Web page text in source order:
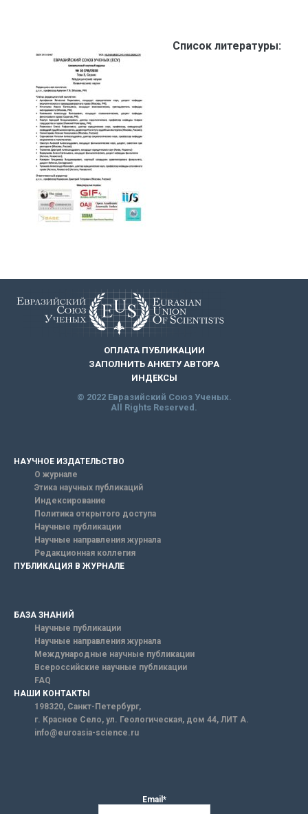
Список литературы:
ОПЛАТА ПУБЛИКАЦИИ
ЗАПОЛНИТЬ АНКЕТУ АВТОРА
ИНДЕКСЫ
© 2022 Евразийский Союз Ученых.
All Rights Reserved.
НАУЧНОЕ ИЗДАТЕЛЬСТВО
О журнале
Этика научных публикаций
Индексирование
Политика открытого доступа
Научные публикации
Научные направления журнала
Редакционная коллегия
ПУБЛИКАЦИЯ В ЖУРНАЛЕ
БАЗА ЗНАНИЙ
Научные публикации
Научные направления журнала
Международные научные публикации
Всероссийские научные публикации
FAQ
НАШИ КОНТАКТЫ
198320, Санкт-Петербург,
г. Красное Село, ул. Геологическая, дом 44, ЛИТ А.
info@euroasia-science.ru
Email*